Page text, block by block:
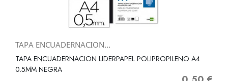
TAPA ENCUADERNACION...
TAPA ENCUADERNACION LIDERPAPEL POLIPROPILENO A4
0.5MM NEGRA